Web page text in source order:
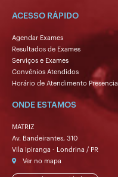
ACESSO RÁPIDO
Agendar Exames
Resultados de Exames
Serviços e Exames
Convênios Atendidos
Horário de Atendimento Presencial
ONDE ESTAMOS
MATRIZ
Av. Bandeirantes, 310
Vila Ipiranga - Londrina / PR
Ver no mapa